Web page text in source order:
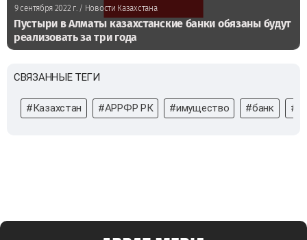
9 сентября 2022 г./ Новости Казахстана
Пустыри в Алматы казахстанские банки обязаны будут
реализовать за три года
СВЯЗАННЫЕ ТЕГИ
#Казахстан #АРРФР РК #имущество #банк